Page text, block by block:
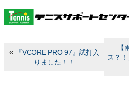
«
『VCORE PRO 97』試打入
りました！！
【
ス？